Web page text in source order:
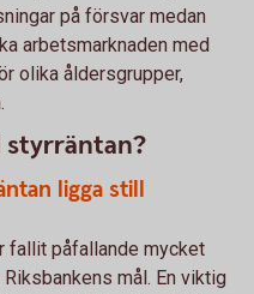
på försvar medan
arbetsmarknaden med
olika åldersgrupper,
styrräntan?
ligga still
fallit påfallande mycket
mål. En viktig